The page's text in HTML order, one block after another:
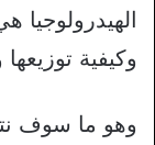
الهيدرولوجيا
وكيفية
وهو ما سوف